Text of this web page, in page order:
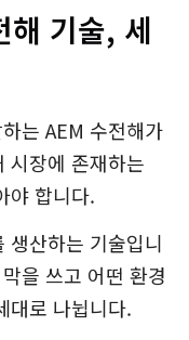
기술, 세
는 AEM 수전해가
시장에 존재하는
야 합니다.
생산하는 기술입니
을 쓰고 어떤 환경
대로 나뉩니다.